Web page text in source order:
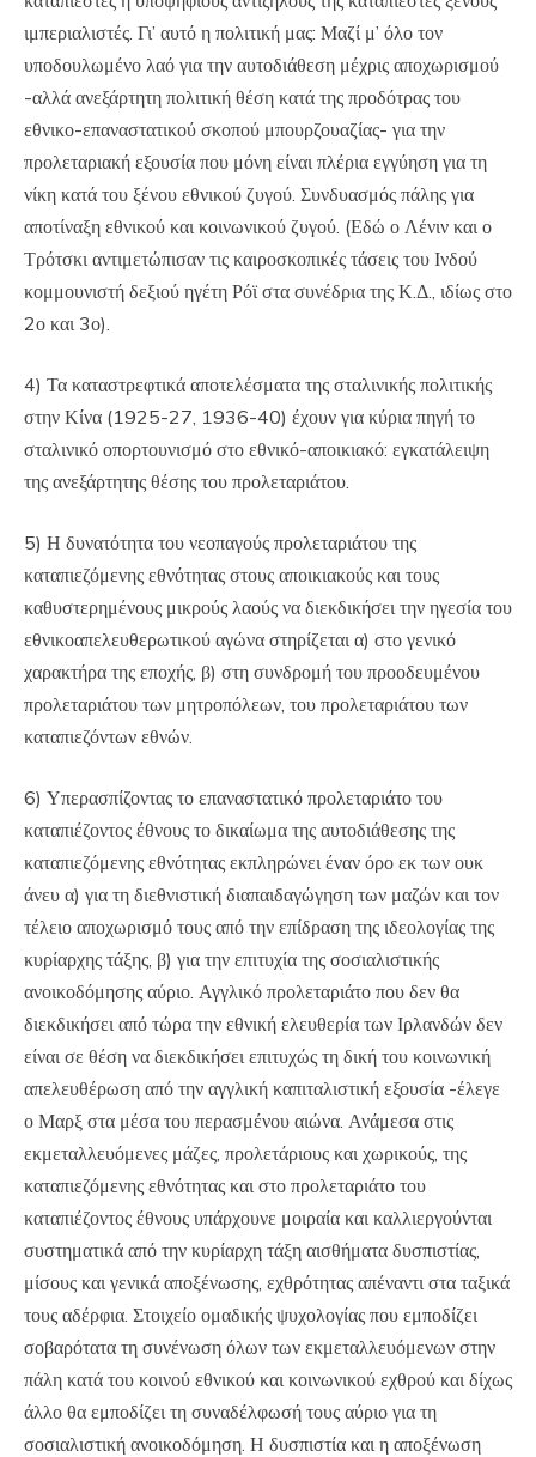
ιμπεριαλιστές. Γι’ αυτό η πολιτική μας: Μαζί μ’ όλο τον
υποδουλωμένο λαό για την αυτοδιάθεση μέχρις αποχωρισμού
-αλλά ανεξάρτητη πολιτική θέση κατά της προδότρας του
εθνικο-επαναστατικού σκοπού μπουρζουαζίας- για την
προλεταριακή εξουσία που μόνη είναι πλέρια εγγύηση για τη
νίκη κατά του ξένου εθνικού ζυγού. Συνδυασμός πάλης για
αποτίναξη εθνικού και κοινωνικού ζυγού. (Εδώ ο Λένιν και ο
Τρότσκι αντιμετώπισαν τις καιροσκοπικές τάσεις του Ινδού
κομμουνιστή δεξιού ηγέτη Ρόϊ στα συνέδρια της Κ.Δ., ιδίως στο
2ο και 3ο).
4) Τα καταστρεφτικά αποτελέσματα της σταλινικής πολιτικής
στην Κίνα (1925-27, 1936-40) έχουν για κύρια πηγή το
σταλινικό οπορτουνισμό στο εθνικό-αποικιακό: εγκατάλειψη
της ανεξάρτητης θέσης του προλεταριάτου.
5) Η δυνατότητα του νεοπαγούς προλεταριάτου της
καταπιεζόμενης εθνότητας στους αποικιακούς και τους
καθυστερημένους μικρούς λαούς να διεκδικήσει την ηγεσία του
εθνικοαπελευθερωτικού αγώνα στηρίζεται α) στο γενικό
χαρακτήρα της εποχής, β) στη συνδρομή του προοδευμένου
προλεταριάτου των μητροπόλεων, του προλεταριάτου των
καταπιεζόντων εθνών.
6) Υπερασπίζοντας το επαναστατικό προλεταριάτο του
καταπιέζοντος έθνους το δικαίωμα της αυτοδιάθεσης της
καταπιεζόμενης εθνότητας εκπληρώνει έναν όρο εκ των ουκ
άνευ α) για τη διεθνιστική διαπαιδαγώγηση των μαζών και τον
τέλειο αποχωρισμό τους από την επίδραση της ιδεολογίας της
κυρίαρχης τάξης, β) για την επιτυχία της σοσιαλιστικής
ανοικοδόμησης αύριο. Αγγλικό προλεταριάτο που δεν θα
διεκδικήσει από τώρα την εθνική ελευθερία των Ιρλανδών δεν
είναι σε θέση να διεκδικήσει επιτυχώς τη δική του κοινωνική
απελευθέρωση από την αγγλική καπιταλιστική εξουσία -έλεγε
ο Μαρξ στα μέσα του περασμένου αιώνα. Ανάμεσα στις
εκμεταλλευόμενες μάζες, προλετάριους και χωρικούς, της
καταπιεζόμενης εθνότητας και στο προλεταριάτο του
καταπιέζοντος έθνους υπάρχουνε μοιραία και καλλιεργούνται
συστηματικά από την κυρίαρχη τάξη αισθήματα δυσπιστίας,
μίσους και γενικά αποξένωσης, εχθρότητας απέναντι στα ταξικά
τους αδέρφια. Στοιχείο ομαδικής ψυχολογίας που εμποδίζει
σοβαρότατα τη συνένωση όλων των εκμεταλλευόμενων στην
πάλη κατά του κοινού εθνικού και κοινωνικού εχθρού και δίχως
άλλο θα εμποδίζει τη συναδέλφωσή τους αύριο για τη
σοσιαλιστική ανοικοδόμηση. Η δυσπιστία και η αποξένωση